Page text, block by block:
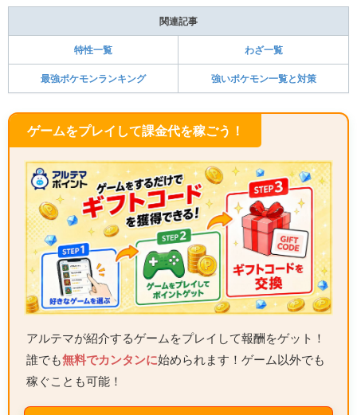
関連記事
特性一覧 わざ一覧
最強ポケモンランキング 強いポケモン一覧と対策
ゲームをプレイして課金代を稼ごう！
アルテマが紹介するゲームをプレイして報酬をゲット！
誰でも無料でカンタンに始められます！ゲーム以外でも
稼ぐことも可能！